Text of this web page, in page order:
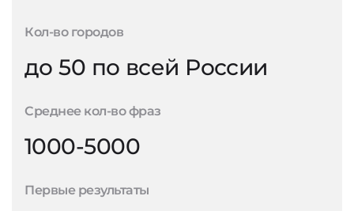
Кол-во городов
до 50 по всей России
Среднее кол-во фраз
1000-5000
Первые результаты